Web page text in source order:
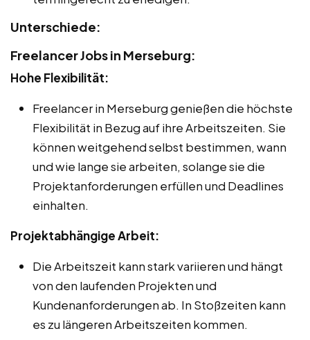
Unterschiede:
Freelancer Jobs in Merseburg:
Hohe Flexibilität:
Freelancer in Merseburg genießen die höchste
Flexibilität in Bezug auf ihre Arbeitszeiten. Sie
können weitgehend selbst bestimmen, wann
und wie lange sie arbeiten, solange sie die
Projektanforderungen erfüllen und Deadlines
einhalten.
Projektabhängige Arbeit:
Die Arbeitszeit kann stark variieren und hängt
von den laufenden Projekten und
Kundenanforderungen ab. In Stoßzeiten kann
es zu längeren Arbeitszeiten kommen.